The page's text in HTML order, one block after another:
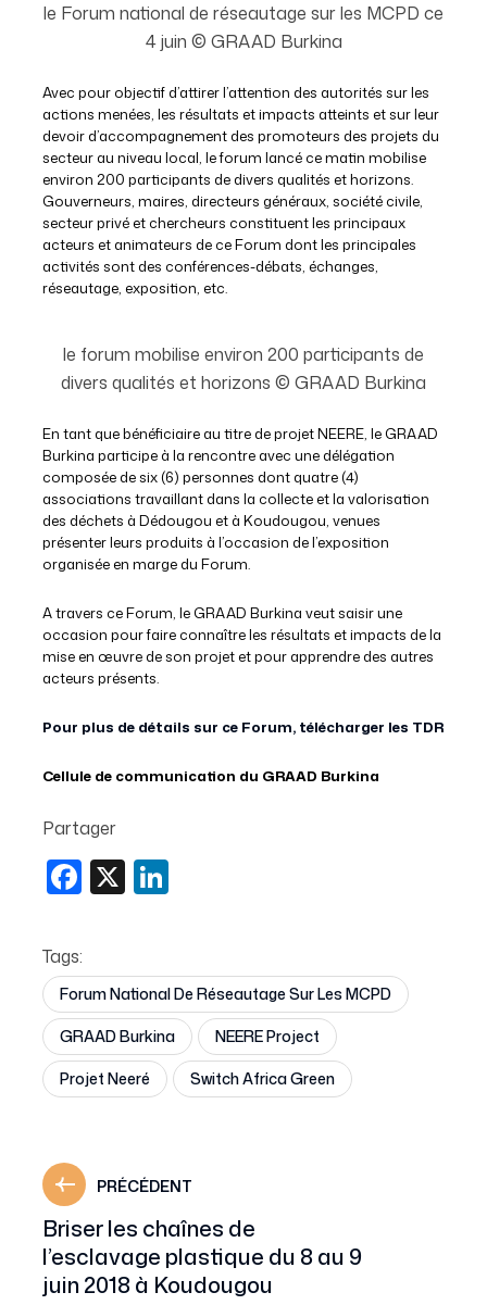
le Forum national de réseautage sur les MCPD ce
4 juin © GRAAD Burkina
Avec pour objectif d’attirer l’attention des autorités sur les
actions menées, les résultats et impacts atteints et sur leur
devoir d’accompagnement des promoteurs des projets du
secteur au niveau local, le forum lancé ce matin mobilise
environ 200 participants de divers qualités et horizons.
Gouverneurs, maires, directeurs généraux, société civile,
secteur privé et chercheurs constituent les principaux
acteurs et animateurs de ce Forum dont les principales
activités sont des conférences-débats, échanges,
réseautage, exposition, etc.
le forum mobilise environ 200 participants de
divers qualités et horizons © GRAAD Burkina
En tant que bénéficiaire au titre de projet NEERE, le GRAAD
Burkina participe à la rencontre avec une délégation
composée de six (6) personnes dont quatre (4)
associations travaillant dans la collecte et la valorisation
des déchets à Dédougou et à Koudougou, venues
présenter leurs produits à l’occasion de l’exposition
organisée en marge du Forum.
A travers ce Forum, le GRAAD Burkina veut saisir une
occasion pour faire connaître les résultats et impacts de la
mise en œuvre de son projet et pour apprendre des autres
acteurs présents.
Pour plus de détails sur ce Forum, télécharger les TDR
Cellule de communication du GRAAD Burkina
Partager
Facebook
X
Tags:
Forum National De Réseautage Sur Les MCPD
GRAAD Burkina NEERE Project
Projet Neeré Switch Africa Green
PRÉCÉDENT
Briser les chaînes de
l’esclavage plastique du 8 au 9
juin 2018 à Koudougou